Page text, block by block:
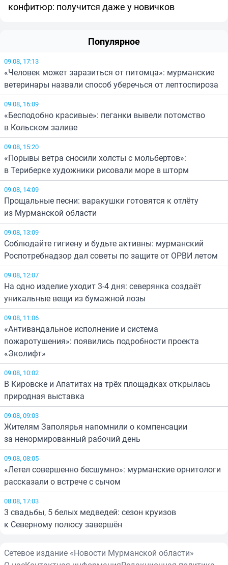
конфитюр: получится даже у новичков
Популярное
09.08, 17:13
«Человек может заразиться от питомца»: мурманские
ветеринары назвали способ уберечься от лептоспироза
09.08, 16:09
«Бесподобно красивые»: пеганки вывели потомство
в Кольском заливе
09.08, 15:20
«Порывы ветра сносили холсты с мольбертов»:
в Териберке художники рисовали море в шторм
09.08, 14:09
Прощальные песни: варакушки готовятся к отлёту
из Мурманской области
09.08, 13:09
Соблюдайте гигиену и будьте активны: мурманский
Роспотребнадзор дал советы по защите от ОРВИ летом
09.08, 12:07
На одно изделие уходит 3-4 дня: северянка создаёт
уникальные вещи из бумажной лозы
09.08, 11:06
«Антивандальное исполнение и система
пожаротушения»: появились подробности проекта
«Эколифт»
09.08, 10:02
В Кировске и Апатитах на трёх площадках открылась
природная выставка
09.08, 09:03
Жителям Заполярья напомнили о компенсации
за ненормированный рабочий день
09.08, 08:05
«Летел совершенно бесшумно»: мурманские орнитологи
рассказали о встрече с сычом
08.08, 17:03
3 свадьбы, 5 белых медведей: сезон круизов
к Северному полюсу завершён
Сетевое издание «Новости Мурманской области»